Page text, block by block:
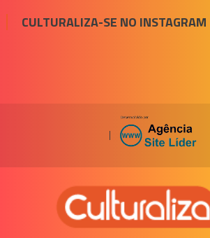
CULTURALIZA-SE NO INSTAGRAM
|